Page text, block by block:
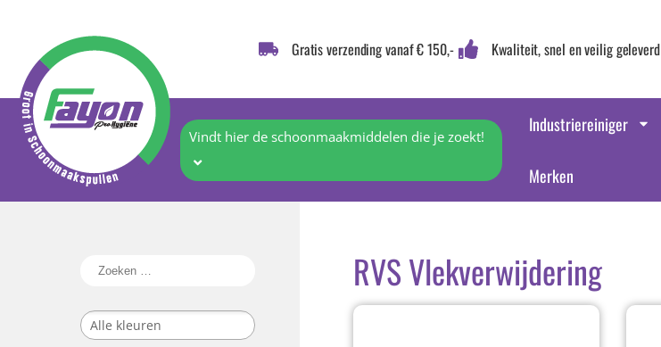
Gratis verzending vanaf € 150,- Kwaliteit, snel en veilig geleverd
Vindt hier de schoonmaakmiddelen die je zoekt!
Industriereiniger
Merken
RVS Vlekverwijdering